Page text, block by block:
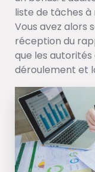
liste de tâches à
Vous avez alors
réception du
que les
déroulement et